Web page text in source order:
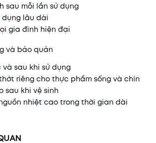
sau mỗi lần sử dụng
dụng lâu dài
gia đình hiện đại
và bảo quản
và sau khi sử dụng
riêng cho thực phẩm sống và chín
sau khi vệ sinh
nhiệt cao trong thời gian dài